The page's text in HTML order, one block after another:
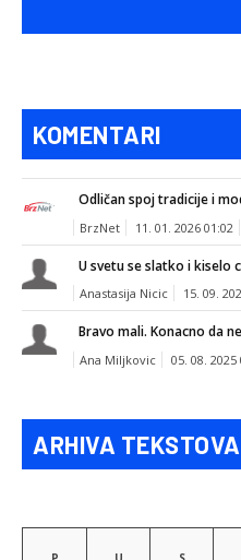
KOMENTARI
Odličan spoj tradicije i
BrzNet 11. 01. 2026 01:02
U svetu se slatko i kiselo
Anastasija Nicic 15. 09.
Bravo mali. Konacno da
Ana Miljkovic 05. 08. 2025
ARHIVA TEKSTOVA